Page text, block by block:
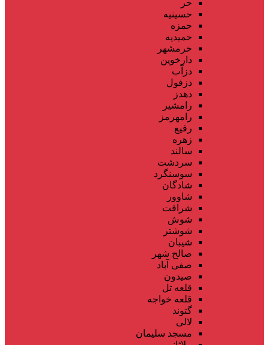
حر
حسینیه
حمزه
حمیدیه
خرمشهر
دارخوین
دزآب
دزفول
دهدز
رامشیر
رامهرمز
رفیع
زهره
سالند
سردشت
سوسنگرد
شادگان
شاوور
شرافت
شوش
شوشتر
شیبان
صالح شهر
صفی آباد
صیدون
قلعه تل
قلعه خواجه
گتوند
لالی
مسجد سلیمان